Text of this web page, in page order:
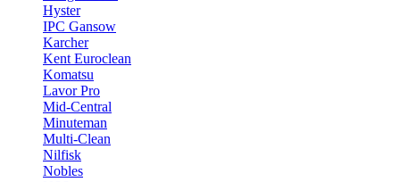
Hyster
IPC Gansow
Karcher
Kent Euroclean
Komatsu
Lavor Pro
Mid-Central
Minuteman
Multi-Clean
Nilfisk
Nobles